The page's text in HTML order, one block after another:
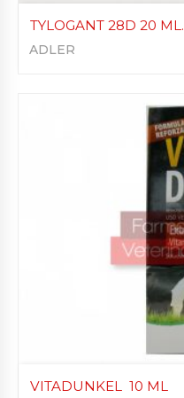
TYLOGANT 28D 20 ML.
ADLER
VITADUNKEL 10 ML